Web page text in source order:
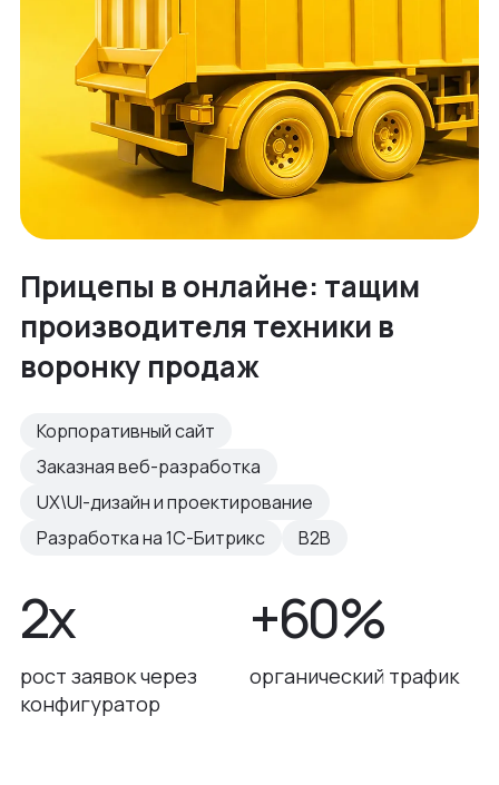
Прицепы в онлайне: тащим
производителя техники в
воронку продаж
Корпоративный сайт
Заказная веб-разработка
UX\UI-дизайн и проектирование
Разработка на 1С-Битрикс
B2B
2х
рост заявок через
конфигуратор
+60%
органический трафик